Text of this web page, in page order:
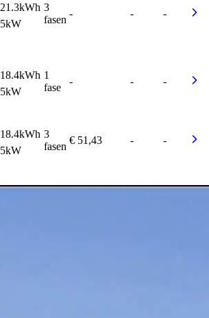
21.3kWh
5kW
3
fasen
- - -
18.4kWh
5kW
1
fase
- - -
18.4kWh
5kW
3
fasen
€ 51,43 - -